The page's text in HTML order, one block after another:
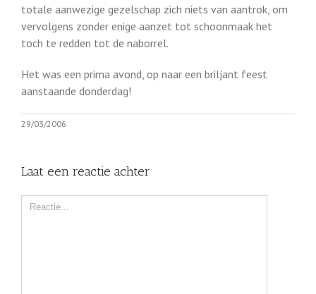
totale aanwezige gezelschap zich niets van aantrok, om
vervolgens zonder enige aanzet tot schoonmaak het
toch te redden tot de naborrel.
Het was een prima avond, op naar een briljant feest
aanstaande donderdag!
29/03/2006
Laat een reactie achter
Comment